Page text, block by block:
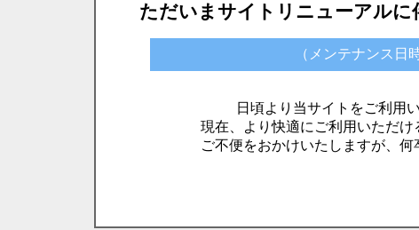
ただいまサイトリニューアルに
（メンテナンス日
日頃より当サイトをご利用
現在、より快適にご利用いただけ
ご不便をおかけいたしますが、何